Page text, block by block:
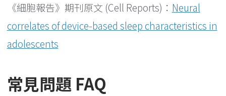
《細胞報告》期刊原文 (Cell Reports)： Neural
correlates of device-based sleep characteristics in
adolescents
常見問題 FAQ